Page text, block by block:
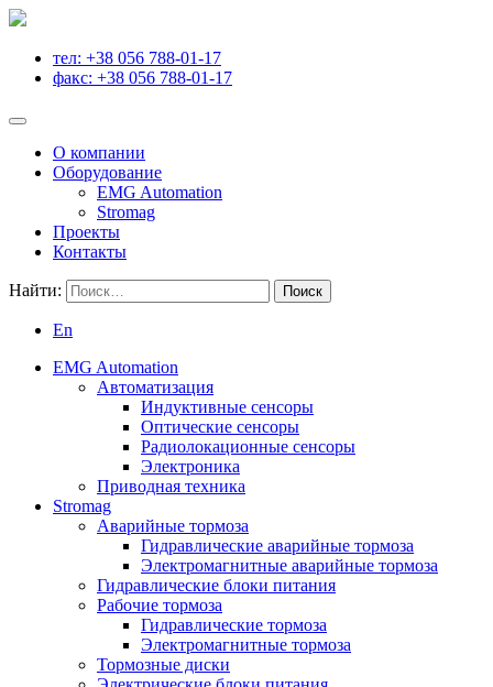
тел: +38 056 788-01-17
факс: +38 056 788-01-17
О компании
Оборудование
EMG Automation
Stromag
Проекты
Контакты
Найти:
En
EMG Automation
Автоматизация
Индуктивные сенсоры
Оптические сенсоры
Радиолокационные сенсоры
Электроника
Приводная техника
Stromag
Аварийные тормоза
Гидравлические аварийные тормоза
Электромагнитные аварийные тормоза
Гидравлические блоки питания
Рабочие тормоза
Гидравлические тормоза
Электромагнитные тормоза
Тормозные диски